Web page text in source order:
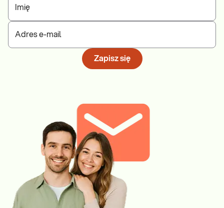
Imię
Adres e-mail
Zapisz się